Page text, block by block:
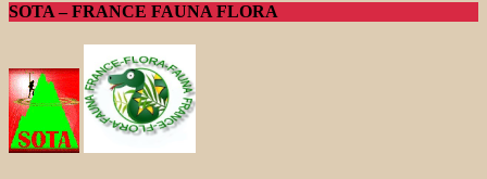
SOTA – FRANCE FAUNA FLORA